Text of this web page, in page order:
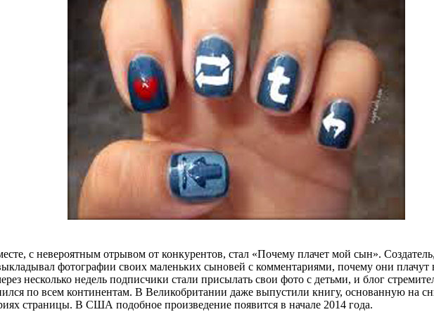
с невероятным отрывом от конкурентов, стал «Почему плачет мой сын».
фотографии своих маленьких сыновей с комментариями, почему они плачут
несколько недель подписчики стали присылать свои фото с детьми, и блог
по всем континентам. В Великобритании даже выпустили книгу, основанную на
страницы. В США подобное произведение появится в начале 2014 года.